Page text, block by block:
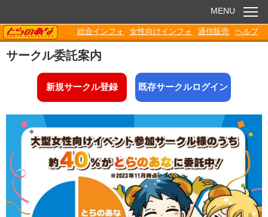
お知らせ
電子書籍
Q&A
各種ダウンロード
MENU
TORANOANA
総合インフォ 女性向けインフォ 通信販売 ヘルプ
サークル委託案内
新規サークル登録 既存サークルログイン